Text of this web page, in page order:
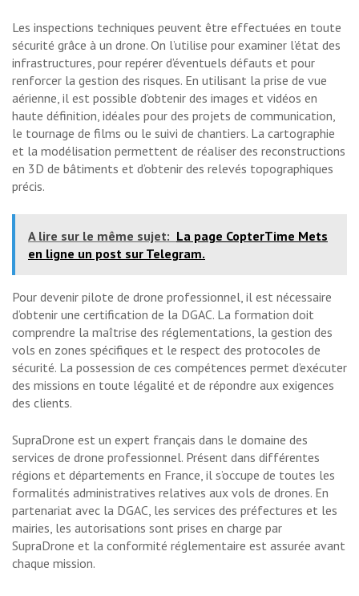
Les inspections techniques peuvent être effectuées en toute
sécurité grâce à un drone. On l’utilise pour examiner l’état des
infrastructures, pour repérer d’éventuels défauts et pour
renforcer la gestion des risques. En utilisant la prise de vue
aérienne, il est possible d’obtenir des images et vidéos en
haute définition, idéales pour des projets de communication,
le tournage de films ou le suivi de chantiers. La cartographie
et la modélisation permettent de réaliser des reconstructions
en 3D de bâtiments et d’obtenir des relevés topographiques
précis.
A lire sur le même sujet: La page CopterTime Mets
en ligne un post sur Telegram.
Pour devenir pilote de drone professionnel, il est nécessaire
d’obtenir une certification de la DGAC. La formation doit
comprendre la maîtrise des réglementations, la gestion des
vols en zones spécifiques et le respect des protocoles de
sécurité. La possession de ces compétences permet d’exécuter
des missions en toute légalité et de répondre aux exigences
des clients.
SupraDrone est un expert français dans le domaine des
services de drone professionnel. Présent dans différentes
régions et départements en France, il s’occupe de toutes les
formalités administratives relatives aux vols de drones. En
partenariat avec la DGAC, les services des préfectures et les
mairies, les autorisations sont prises en charge par
SupraDrone et la conformité réglementaire est assurée avant
chaque mission.